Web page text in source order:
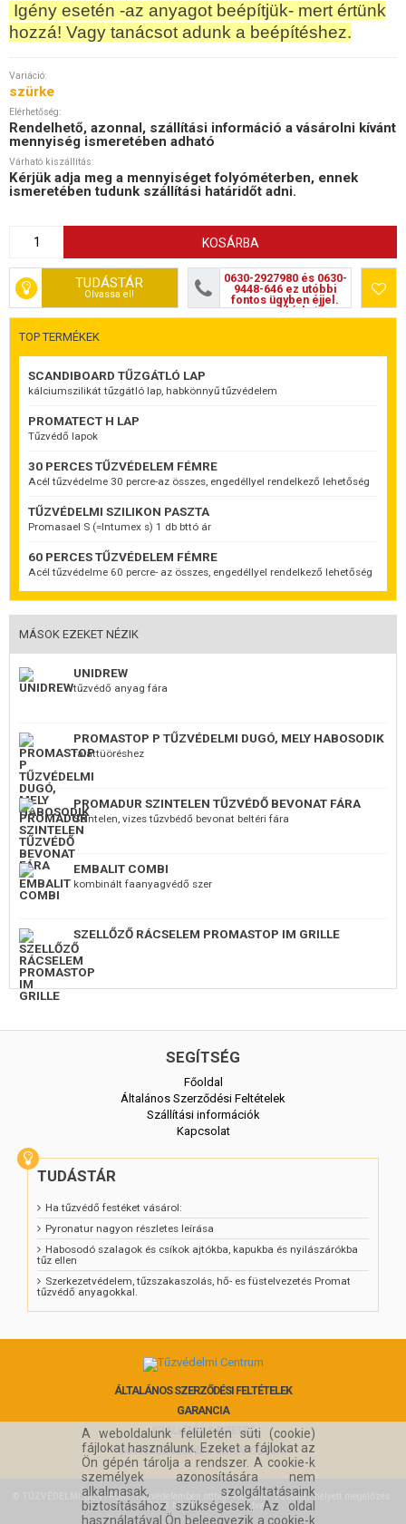
Igény esetén -az anyagot beépítjük- mert értünk
hozzá! Vagy tanácsot adunk a beépítéshez.
Variáció:
szürke
Elérhetőség:
Rendelhető, azonnal, szállítási információ a vásárolni kívánt
mennyiség ismeretében adható
Várható kiszállítás:
Kérjük adja meg a mennyiséget folyóméterben, ennek
ismeretében tudunk szállítási határidőt adni.
KOSÁRBA
TUDÁSTÁR
Olvassa el!
0630-2927980 és 0630-
9448-646 ez utóbbi
fontos ügyben éjjel.
nappal hívható
TOP TERMÉKEK
SCANDIBOARD TŰZGÁTLÓ LAP
kálciumszilikát tűzgátló lap, habkönnyű tűzvédelem
PROMATECT H LAP
Tűzvédő lapok
30 PERCES TŰZVÉDELEM FÉMRE
Acél tűzvédelme 30 percre-az összes, engedéllyel rendelkező lehetőség
TŰZVÉDELMI SZILIKON PASZTA
Promasael S (=Intumex s) 1 db bttó ár
60 PERCES TŰZVÉDELEM FÉMRE
Acél tűzvédelme 60 percre- az összes, engedéllyel rendelkező lehetőség
MÁSOK EZEKET NÉZIK
UNIDREW
tűzvédő anyag fára
PROMASTOP P TŰZVÉDELMI DUGÓ, MELY HABOSODIK
faláttüöréshez
PROMADUR SZINTELEN TŰZVÉDŐ BEVONAT FÁRA
Szintelen, vizes tűzvbédő bevonat beltéri fára
EMBALIT COMBI
kombinált faanyagvédő szer
SZELLŐZŐ RÁCSELEM PROMASTOP IM GRILLE
SEGÍTSÉG
Főoldal
Általános Szerződési Feltételek
Szállítási információk
Kapcsolat
TUDÁSTÁR
Ha tűzvédő festéket vásárol:
Pyronatur nagyon részletes leírása
Habosodó szalagok és csíkok ajtókba, kapukba és nyilászárókba
tűz ellen
Szerkezetvédelem, tűzszakaszolás, hő- es füstelvezetés Promat
tűzvédő anyagokkal.
ÁLTALÁNOS SZERZŐDÉSI FELTÉTELEK
GARANCIA
SZÁLLÍTÁS & FIZETÉS
ÜGYFÉLSZOLGÁLAT ÉS KAPCSOLAT
TŰZVÉDELMI CENTRUM: Tűzvédelemben otthon vagyunk. Tűzoltás helyett megelőzés.
2013 Minden jog fenntartva!
A weboldalunk felületén süti (cookie)
fájlokat használunk. Ezeket a fájlokat az
Ön gépén tárolja a rendszer. A cookie-k
személyek azonosítására nem
alkalmasak, szolgáltatásaink
biztosításához szükségesek. Az oldal
használatával Ön beleegyezik a cookie-k